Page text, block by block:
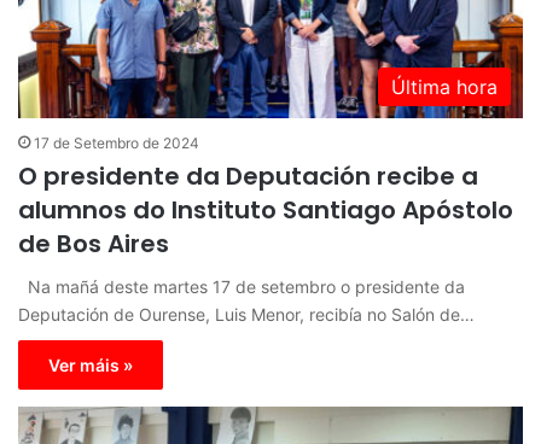
Última hora
17 de Setembro de 2024
O presidente da Deputación recibe a
alumnos do Instituto Santiago Apóstolo
de Bos Aires
Na mañá deste martes 17 de setembro o presidente da
Deputación de Ourense, Luis Menor, recibía no Salón de…
Ver máis »